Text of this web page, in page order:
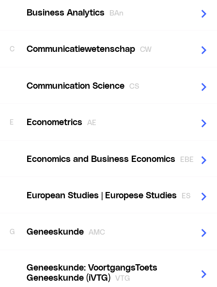
Business Analytics BAn
C Communicatiewetenschap CW
Communication Science CS
E Econometrics AE
Economics and Business Economics EBE
European Studies | Europese Studies ES
G Geneeskunde AMC
Geneeskunde: VoortgangsToets
Geneeskunde (iVTG) VTG